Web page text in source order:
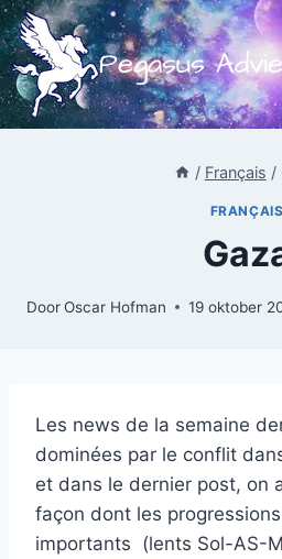
Doorgaan
naar
inhoud
Pegasus
/ Français /
FRANÇAIS
DoorOscar Hofman 19 oktober
Les news de la semaine
dominées par le conflit
et dans le dernier post, on
façon dont les
importants (lents Sol-AS-